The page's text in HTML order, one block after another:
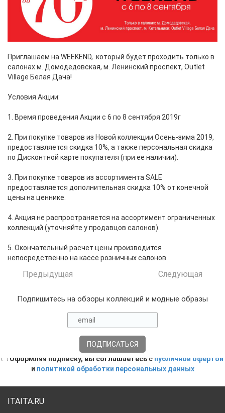
Приглашаем на WEEKEND, который будет проходить только в
салонах м. Домодедовская, м. Ленинский проспект, Outlet
Village Белая Дача!
Условия Акции:
1. Время проведения Акции с 6 по 8 сентября 2019г
2. При покупке товаров из Новой коллекции Осень-зима 2019,
предоставляется скидка 10%, а также персональная скидка
по Дисконтной карте покупателя (при ее наличии).
3. При покупке товаров из ассортимента SALE
предоставляется дополнительная скидка 10% от конечной
цены на ценнике.
4. Акция не распространяется на ассортимент ограниченных
коллекций (уточняйте у продавцов салонов).
5. Окончательный расчет цены производится
непосредственно на кассе розничных салонов.
Предыдущая Следующая
Подпишитесь на обзоры коллекций и модные образы
Оформляя подписку, вы соглашаетесь с публичной офертой
и политикой обработки персональных данных
ITAITA.RU